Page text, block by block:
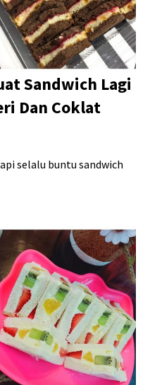
Sandwich Lagi
Dan Coklat
selalu buntu sandwich